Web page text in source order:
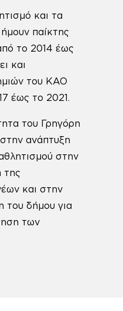
και τα
παίκτης
το 2014 έως
και
του ΚΑΟ
έως το 2021.
του Γρηγόρη
ανάπτυξη
στην
της
και στην
του δήμου για
των